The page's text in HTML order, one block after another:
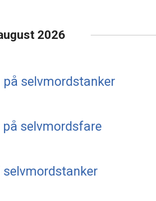
2026
selvmordstanker
selvmordsfare